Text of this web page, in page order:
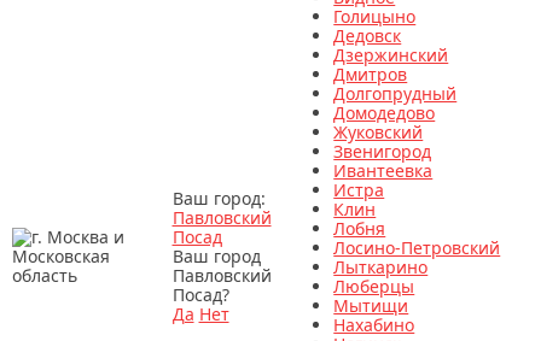
Ваш город:
Павловский
Посад
Ваш город
Павловский
Посад?
Да Нет
Голицыно
Дедовск
Дзержинский
Дмитров
Долгопрудный
Домодедово
Жуковский
Звенигород
Ивантеевка
Истра
Клин
Лобня
Лосино-Петровский
Лыткарино
Люберцы
Мытищи
Нахабино